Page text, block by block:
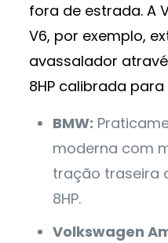
fora de estrada. A
V6, por exemplo,
avassalador
8HP calibrada
BMW:
moderna com
tração traseira
8HP.
Volkswagen